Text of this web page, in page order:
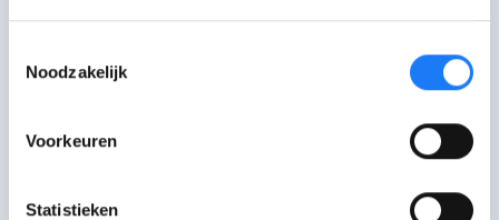
Noodzakelijk
Voorkeuren
Statistieken
De laatste controle van deze pagina was op 8 juli